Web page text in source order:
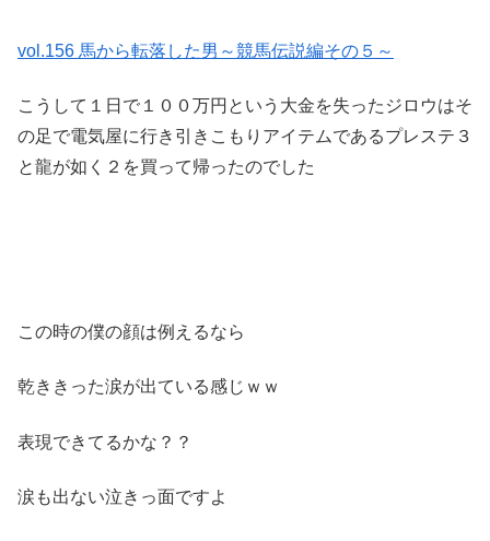
vol.156 馬から転落した男～競馬伝説編その５～
こうして１日で１００万円という大金を失ったジロウはそ
の足で電気屋に行き引きこもりアイテムであるプレステ３
と龍が如く２を買って帰ったのでした
この時の僕の顔は例えるなら
乾ききった涙が出ている感じｗｗ
表現できてるかな？？
涙も出ない泣きっ面ですよ